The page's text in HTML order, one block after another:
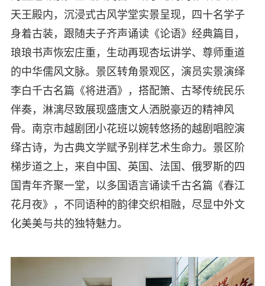
天王殿内，沉浸式古风学堂实景呈现，四十名学子
身着古装，跟随夫子齐声诵读《论语》经典篇目，
琅琅书声恢宏庄重，生动再现杏坛讲学、尊师重道
的中华儒风文脉。景区转角景观区，演员实景演绎
李白千古名篇《将进酒》，搭配箫、古琴传统民乐
伴奏，淋漓尽致展现盛唐文人洒脱豪迈的精神风
骨。南京市越剧团小花班以婉转悠扬的越剧唱腔演
绎古诗，为古典文学赋予别样艺术生命力。景区阶
梯步道之上，来自中国、英国、法国、俄罗斯的四
国青年齐聚一堂，以多国语言诵读千古名篇《春江
花月夜》，不同语种的韵律交织相融，尽显中外文
化美美与共的独特魅力。